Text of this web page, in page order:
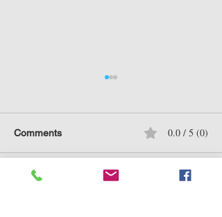
Comments 0.0 / 5 (0)